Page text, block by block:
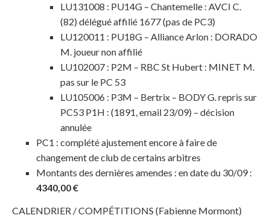
LU131008 : PU14G – Chantemelle : AVCI C.
(82) délégué affilié 1677 (pas de PC3)
LU120011 : PU18G – Alliance Arlon : DORADO
M. joueur non affilié
LU102007 : P2M – RBC St Hubert : MINET M.
pas sur le PC 53
LU105006 : P3M – Bertrix – BODY G. repris sur
PC53 P1H : (1891, email 23/09) – décision
annulée
PC1 : complété ajustement encore à faire de
changement de club de certains arbitres
Montants des dernières amendes : en date du 30/09 :
4340,00 €
CALENDRIER / COMPÉTITIONS (Fabienne Mormont)